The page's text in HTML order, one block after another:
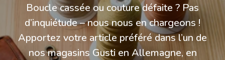
Boucle cassée ou couture défaite ? Pas
d’inquiétude – nous nous en chargeons !
Apportez votre article préféré dans l’un de
nos magasins Gusti en Allemagne, en